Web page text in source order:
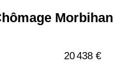
Morbihan
20 438 €